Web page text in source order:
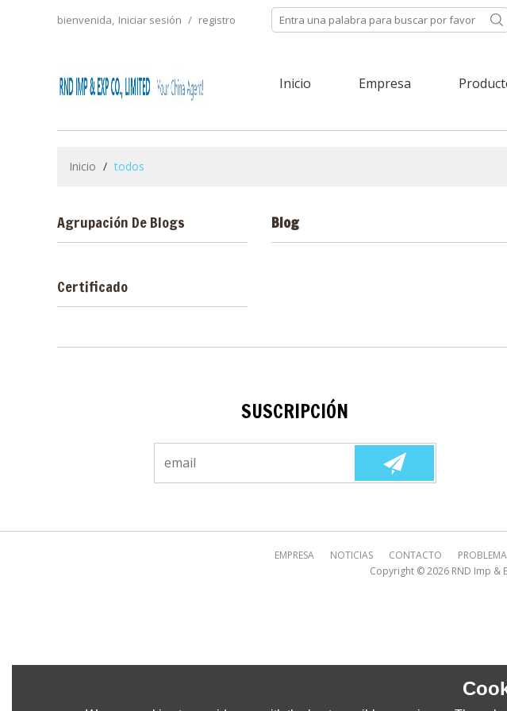
bienvenida, Iniciar sesión / registro
Inicio Empresa
Inicio / todos
Agrupación De Blogs
Certificado
Blog
SUSCRIPCIÓN
EMPRESA NOTICIAS CONTACTO
Copyright © 2026 RND Imp &